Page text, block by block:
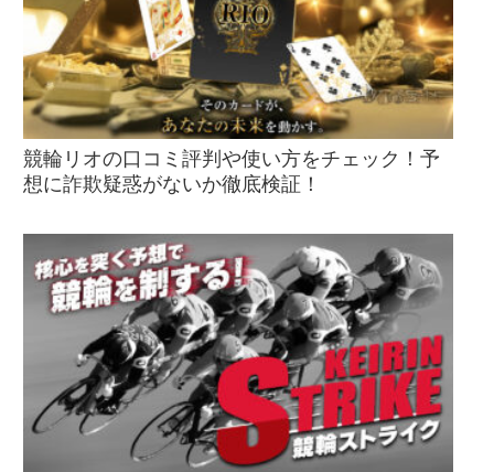
競輪リオの口コミ評判や使い方をチェック！予
想に詐欺疑惑がないか徹底検証！